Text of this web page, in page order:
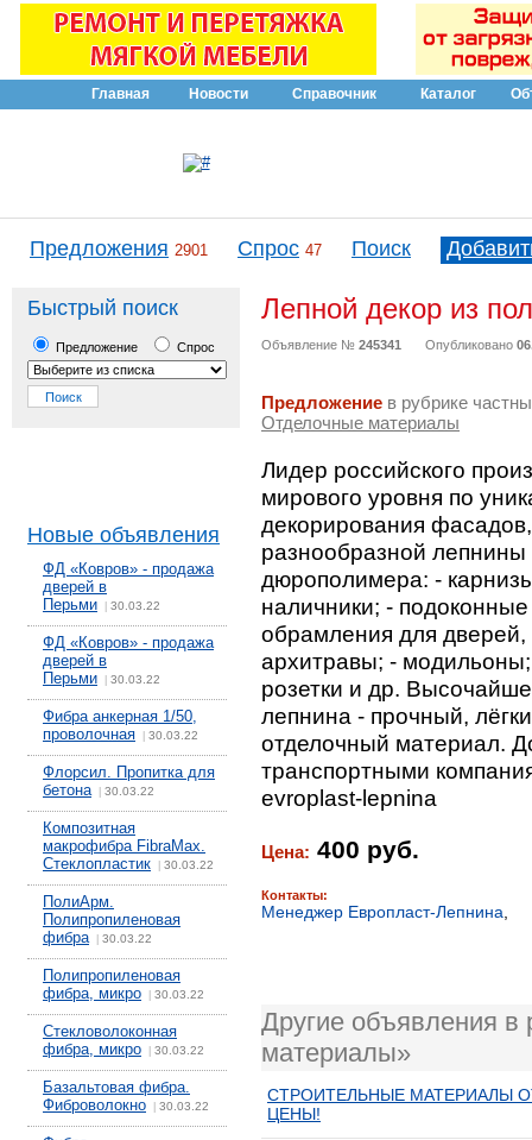
Главная Новости Справочник Каталог
Предложения 2901 Спрос 47 Поиск
Быстрый поиск
Предложение Спрос
Новые объявления
ФД «Ковров» - продажа
дверей в
Перьми
30.03.22
ФД «Ковров» - продажа
дверей в
Перьми
30.03.22
Фибра анкерная 1/50,
проволочная
30.03.22
Флорсил. Пропитка для
бетона| 30.03.22
Композитная
макрофибра FibraMax.
Стеклопластик
30.03.22
ПолиАрм.
Полипропиленовая
фибра| 30.03.22
Полипропиленовая
фибра, микро
30.03.22
Стекловолоконная
фибра, микро
30.03.22
Базальтовая фибра.
Фиброволокно
30.03.22
Лепной декор из
Объявление № 245341 Опубликовано
Предложение в рубрике
Отделочные материалы
Лидер российского
мирового уровня по
декорирования
разнообразной лепнины
дюрополимера: -
наличники; -
обрамления для дверей,
архитравы; -
розетки и др.
лепнина - прочный,
отделочный материал.
транспортными
evroplast-lepnina
Цена: 400 руб.
Контакты:
Менеджер Европласт-Лепнина
Другие объявления в
материалы»
СТРОИТЕЛЬНЫЕ МАТЕРИАЛЫ
ЦЕНЫ!